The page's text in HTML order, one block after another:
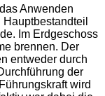
Anwenden
Im Erdgeschoss
brennen. Der
entweder durch
der
wird